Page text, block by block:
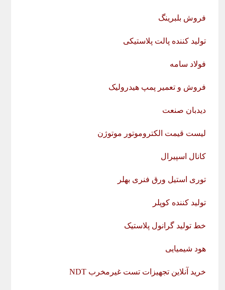
فروش بلبرینگ
تولید کننده پالت پلاستیکی
فولاد سامه
فروش و تعمیر پمپ هیدرولیک
دیدبان صنعت
لیست قیمت الکتروموتور موتوژن
کانال اسپیرال
توری استیل ورق فنری بهلر
تولید کننده کوپلر
خط تولید گرانول پلاستیک
هود شیمیایی
خرید آنلاین تجهیزات تست غیرمخرب NDT